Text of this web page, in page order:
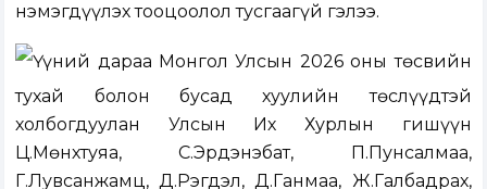
нэмэгдүүлэх тооцоолол тусгаагүй гэлээ.
Үүний дараа Монгол Улсын 2026 оны төсвийн
тухай болон бусад хуулийн төслүүдтэй
холбогдуулан Улсын Их Хурлын гишүүн
Ц.Мөнхтуяа, С.Эрдэнэбат, П.Пунсалмаа,
Г.Лувсанжамц, Д.Рэгдэл, Д.Ганмаа, Ж.Галбадрах,